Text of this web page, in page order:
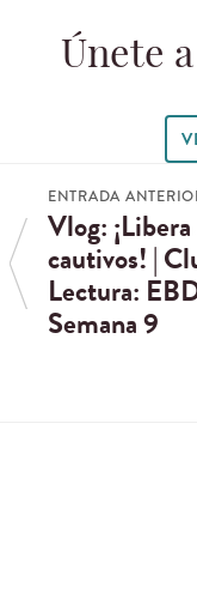
Únete
ENTRADA
Vlog:
cautivos! |
Lectura:
Semana 9